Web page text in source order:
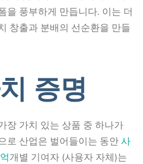
을 풍부하게 만듭니다. 이는 더
창출과 분배의 선순환을 만들
증명
장 가치 있는 상품 중 하나가
로 산업은 벌어들이는 동안 사
개별 기여자 (사용자 자체)는